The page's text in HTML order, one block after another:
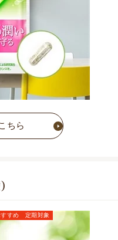
ちら
すすめ 定期対象
お届けコース価格